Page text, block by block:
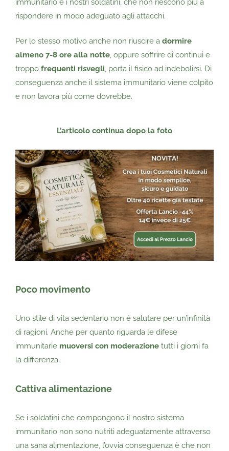
rispondere in modo adeguato agli attacchi.
Per lo stesso motivo anche non riuscire a dormire
almeno 7-8 ore alla notte, oppure soffrire di continui e
troppo frequenti risvegli, porta il fisico ad indebolirsi. Di
conseguenza anche il sistema immunitario viene colpito
e non lavora più come dovrebbe.
L’articolo continua dopo la foto
Poco movimento
Uno stile di vita sedentario non è salutare per un’infinità
di ragioni. Anche per quanto riguarda le difese
immunitarie muoversi con moderazione tutti i giorni fa
la differenza.
Cattiva alimentazione
Se i soldatini che compongono il nostro sistema
immunitario non sono nutriti adeguatamente attraverso
una sana alimentazione, l’ovvia conseguenza è che non